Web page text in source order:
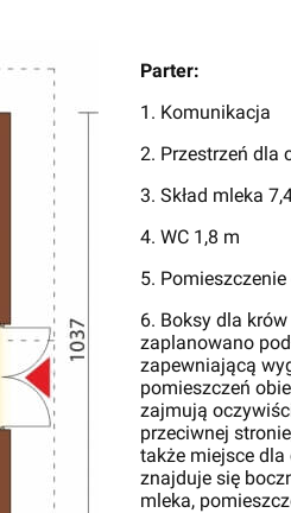
Parter:
1. Komunikacja
2. Przestrzeń dla
3. Skład mleka
4. WC 1,8 m
5.
6. Boksy dla
zaplanowano
zapewniającą
pomieszczeń
zajmują
przeciwnej
także miejsce dla
znajduje się
mleka,